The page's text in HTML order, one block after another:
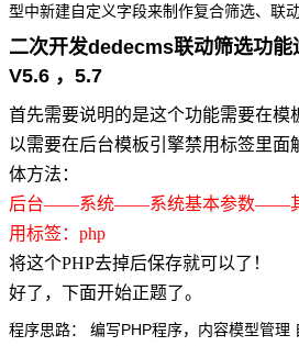
型中新建自定义字段来制作复合筛选、联动
二次开发dedecms联动筛选功
V5.6 ，5.7
首先需要说明的是这个功能需要在模
以需要在后台模板引擎禁用标签里面
体方法：
后台——系统——系统基本参数——
用标签：php
将这个PHP去掉后保存就可以了！
好了，下面开始正题了。
程序思路： 编写PHP程序，内容模型管理